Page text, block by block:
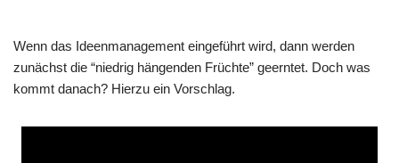
Wenn das Ideen­ma­nage­ment ein­ge­führt wird, dann wer­den
zunächst die “nied­rig hän­gen­den Früch­te” geern­tet. Doch was
kommt danach? Hier­zu ein Vorschlag.